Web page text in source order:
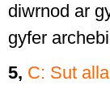
diwrnod ar
gyfer
5, C: Sut